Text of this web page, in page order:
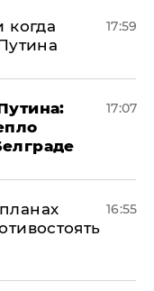
когда
17:59
17:07
16:55